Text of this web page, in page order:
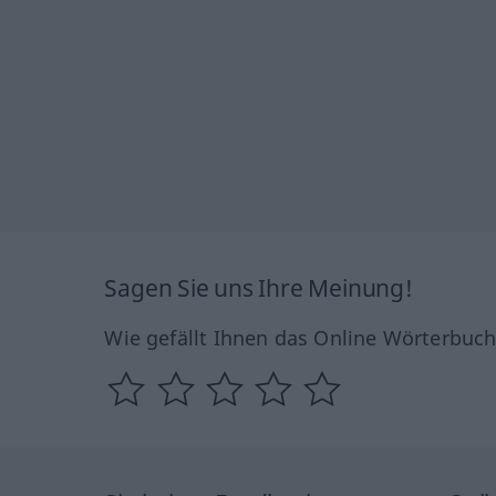
Sagen Sie uns Ihre Meinung!
Wie gefällt Ihnen das Online